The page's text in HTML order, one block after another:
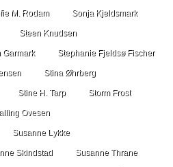
M. Rodam Sonja Kjeldsmark
Steen Knudsen
Garmark Stephanie Fjeldsø Fischer
Stina Øhrberg
Stine H. Tarp Storm Frost
Ovesen
Susanne Lykke
Skindstad Susanne Thrane